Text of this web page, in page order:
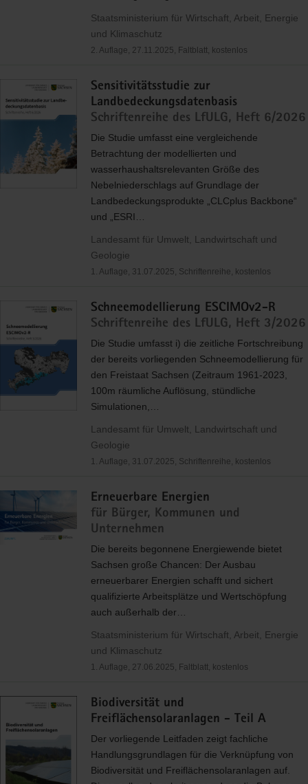
Staatsministerium für Wirtschaft, Arbeit, Energie
und Klimaschutz
2. Auflage, 27.11.2025, Faltblatt, kostenlos
Sensitivitätsstudie zur
Landbedeckungsdatenbasis
Schriftenreihe des LfULG, Heft 6/2026
Die Studie umfasst eine vergleichende
Betrachtung der modellierten und
wasserhaushaltsrelevanten Größe des
Nebelniederschlags auf Grundlage der
Landbedeckungsprodukte „CLCplus Backbone“
und „ ESRI
Landesamt für Umwelt, Landwirtschaft und
Geologie
1. Auflage, 31.07.2025, Schriftenreihe, kostenlos
Schneemodellierung ESCIMOv2-R
Schriftenreihe des LfULG, Heft 3/2026
Die Studie umfasst i) die zeitliche Fortschreibung
der bereits vorliegenden Schneemodellierung für
den Freistaat Sachsen (Zeitraum 1961-2023,
100m räumliche Auflösung, stündliche
Simulationen,…
Landesamt für Umwelt, Landwirtschaft und
Geologie
1. Auflage, 31.07.2025, Schriftenreihe, kostenlos
Erneuerbare Energien
für Bürger, Kommunen und
Unternehmen
Die bereits begonnene Energiewende bietet
Sachsen große Chancen: Der Ausbau
erneuerbarer Energien schafft und sichert
qualifizierte Arbeitsplätze und Wertschöpfung
auch außerhalb der…
Staatsministerium für Wirtschaft, Arbeit, Energie
und Klimaschutz
1. Auflage, 27.06.2025, Faltblatt, kostenlos
Biodiversität und
Freiflächensolaranlagen - Teil A
Der vorliegende Leitfaden zeigt fachliche
Handlungsgrundlagen für die Verknüpfung von
Biodiversität und Freiflächensolaranlagen auf.